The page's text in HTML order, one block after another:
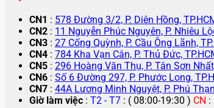
CN1 : 578 Đường 3/2, P. Diên Hồng,
CN2 : 11 Nguyễn Phúc Nguyên, P. Nhiêu
CN3 : 27 Cống Quỳnh, P. Cầu Ông Lãnh,
CN4 : 784 Kha Vạn Cân, P. Thủ Đức,
CN5 : 296 Hoàng Văn Thụ, P. Tân Sơn
CN6 : Số 6 Đường 297, P. Phước Long,
CN7 : 44A Lương Minh Nguyệt, P. Phú
Giờ làm việc : T2 - T7 : ( 08:00-19:30 ) CN :